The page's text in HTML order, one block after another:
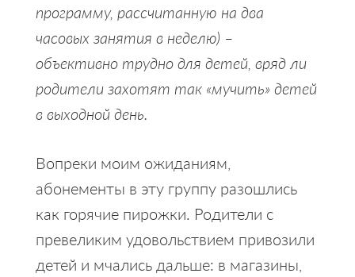
программу, рассчитанную на два
часовых занятия в неделю) –
объективно трудно для детей, вряд ли
родители захотят так «мучить» детей
в выходной день.
Вопреки моим ожиданиям,
абонементы в эту группу разошлись
как горячие пирожки. Родители с
превеликим удовольствием привозили
детей и мчались дальше: в магазины,